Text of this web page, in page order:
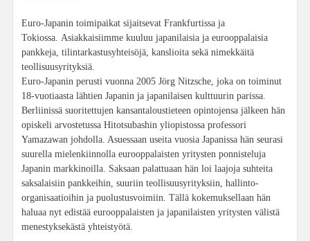
Euro-Japanin toimipaikat sijaitsevat Frankfurtissa ja
Tokiossa. Asiakkaisiimme kuuluu japanilaisia ja eurooppalaisia
pankkeja, tilintarkastusyhteisöjä, kanslioita sekä nimekkäitä
teollisuusyrityksiä.
Euro-Japanin perusti vuonna 2005 Jörg Nitzsche, joka on toiminut
18-vuotiaasta lähtien Japanin ja japanilaisen kulttuurin parissa.
Berliinissä suoritettujen kansantaloustieteen opintojensa jälkeen hän
opiskeli arvostetussa Hitotsubashin yliopistossa professori
Yamazawan johdolla. Asuessaan useita vuosia Japanissa hän seurasi
suurella mielenkiinnolla eurooppalaisten yritysten ponnisteluja
Japanin markkinoilla. Saksaan palattuaan hän loi laajoja suhteita
saksalaisiin pankkeihin, suuriin teollisuusyrityksiin, hallinto-
organisaatioihin ja puolustusvoimiin. Tällä kokemuksellaan hän
haluaa nyt edistää eurooppalaisten ja japanilaisten yritysten välistä
menestyksekästä yhteistyötä.